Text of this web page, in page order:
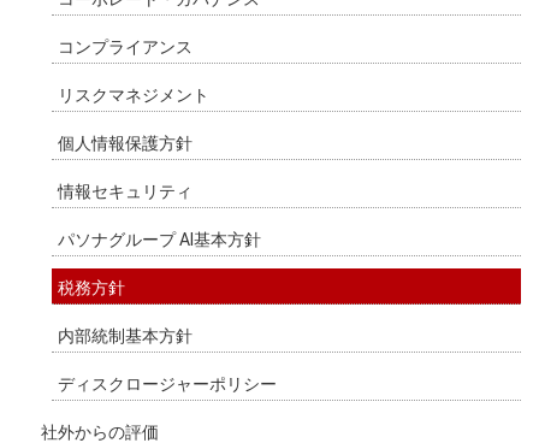
コンプライアンス
リスクマネジメント
個人情報保護方針
情報セキュリティ
パソナグループ AI基本方針
税務方針
内部統制基本方針
ディスクロージャーポリシー
社外からの評価